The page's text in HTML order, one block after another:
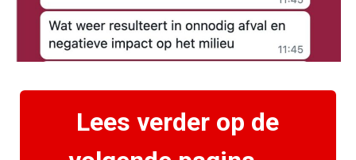
Lees verder op de